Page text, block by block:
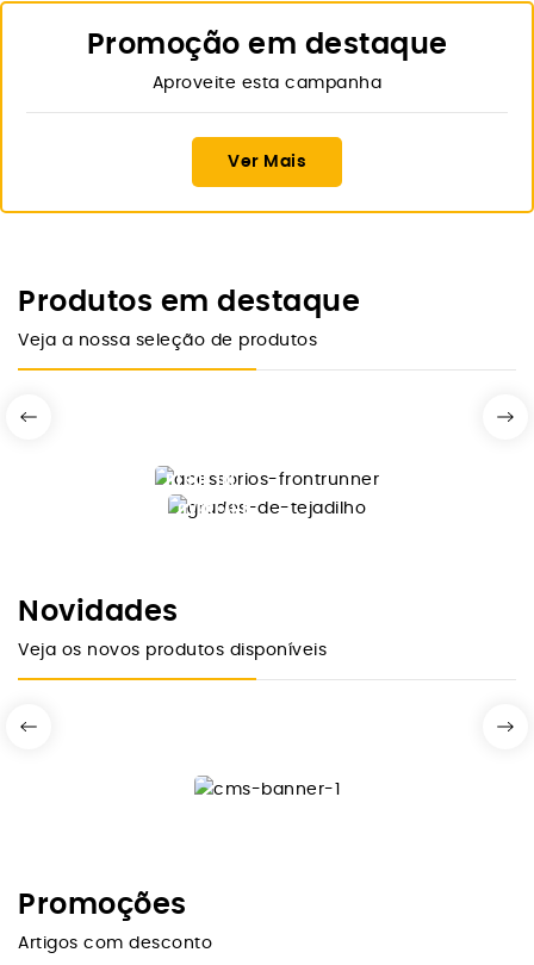
Promoção em destaque
Aproveite esta campanha
Ver Mais
Produtos em destaque
Veja a nossa seleção de produtos
DESDE 10€
FRONTRUNNER
OVERLAND
Novidades
Veja os novos produtos disponíveis
Promoções
Artigos com desconto